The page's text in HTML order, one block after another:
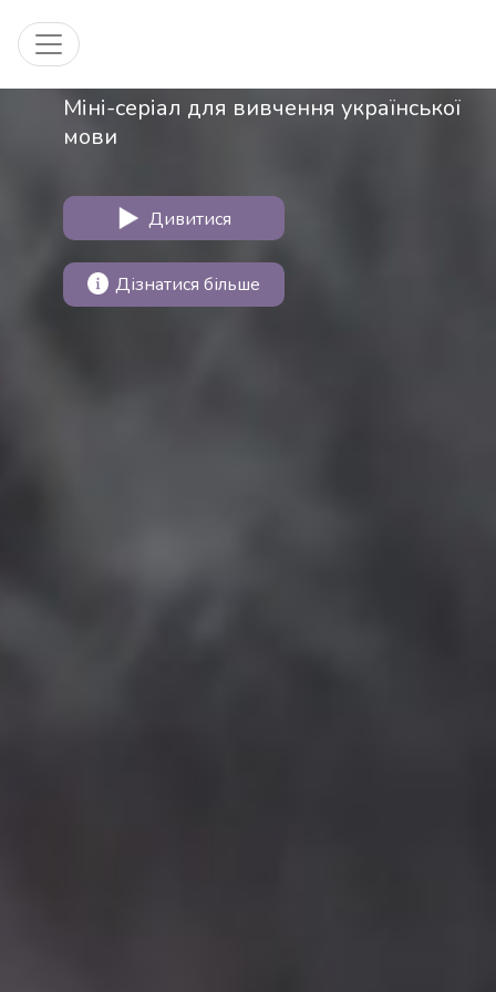
Toggle navigation
Запрошення в Україну
Міні-серіал для вивчення української
мови
Дивитися
Дізнатися більше